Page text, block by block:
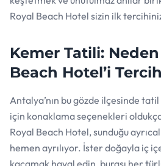
Royal Beach Hotel sizin ilk
Kemer Tatili:
Beach Hotel’i
Antalya’nın bu gözde ilçesinde
için konaklama seçenekleri
Royal Beach Hotel, sunduğu
hemen ayrılıyor. İster doğayla iç